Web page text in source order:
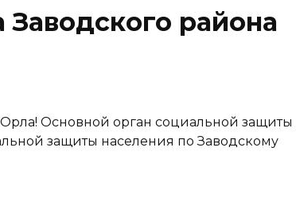
района
Основной орган социальной защиты
защиты населения по Заводскому